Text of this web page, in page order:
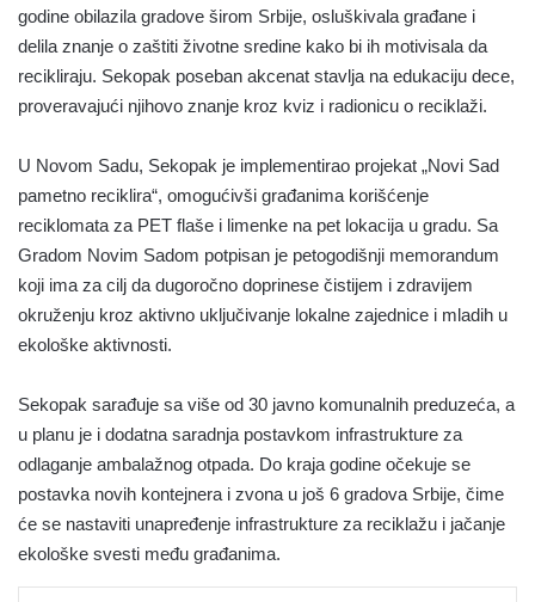
godine obilazila gradove širom Srbije, osluškivala građane i
delila znanje o zaštiti životne sredine kako bi ih motivisala da
recikliraju. Sekopak poseban akcenat stavlja na edukaciju dece,
proveravajući njihovo znanje kroz kviz i radionicu o reciklaži.
U Novom Sadu, Sekopak je implementirao projekat „Novi Sad
pametno reciklira“, omogućivši građanima korišćenje
reciklomata za PET flaše i limenke na pet lokacija u gradu. Sa
Gradom Novim Sadom potpisan je petogodišnji memorandum
koji ima za cilj da dugoročno doprinese čistijem i zdravijem
okruženju kroz aktivno uključivanje lokalne zajednice i mladih u
ekološke aktivnosti.
Sekopak sarađuje sa više od 30 javno komunalnih preduzeća, a
u planu je i dodatna saradnja postavkom infrastrukture za
odlaganje ambalažnog otpada. Do kraja godine očekuje se
postavka novih kontejnera i zvona u još 6 gradova Srbije, čime
će se nastaviti unapređenje infrastrukture za reciklažu i jačanje
ekološke svesti među građanima.